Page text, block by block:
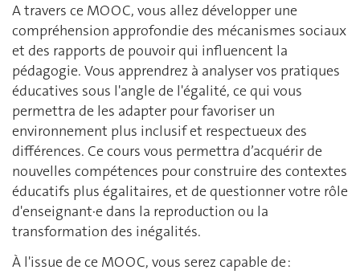
A travers ce MOOC, vous allez développer une
compréhension approfondie des mécanismes sociaux
et des rapports de pouvoir qui influencent la
pédagogie. Vous apprendrez à analyser vos pratiques
éducatives sous l'angle de l'égalité, ce qui vous
permettra de les adapter pour favoriser un
environnement plus inclusif et respectueux des
différences. Ce cours vous permettra d’acquérir de
nouvelles compétences pour construire des contextes
éducatifs plus égalitaires, et de questionner votre rôle
d'enseignant·e dans la reproduction ou la
transformation des inégalités.
À l'issue de ce MOOC, vous serez capable de :